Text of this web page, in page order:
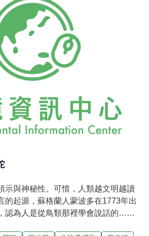
。 San Basilio de Palenque照片來自
，依據創用CC授權使用
格訪問當地居民M. Elena Salgado，
：「在San Basilio de Palenque居住
示與神秘性。可惜，人類越文明越讀
的起源，蘇格蘭人蒙波多在1773年出
認為人是從鳥類那裡學會說話的……